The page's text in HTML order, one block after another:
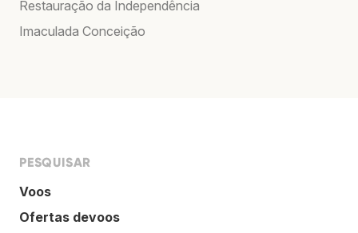
Restauração da Independência
Imaculada Conceição
PESQUISAR
Voos
Ofertas devoos